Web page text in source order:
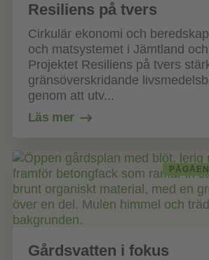
Resiliens på tvers
Cirkulär ekonomi och
och matsystemet i Jämtland
Projektet Resiliens på tvers
gränsöverskridande
genom att utv...
Läs mer
Gårdsvatten i fokus